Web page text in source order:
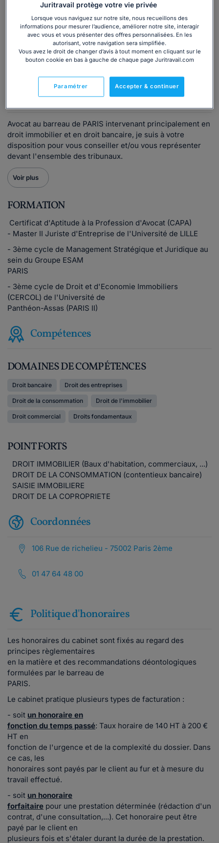
ou appelez le01 75 75 42 33(8h à 21h du lundi au
vendredi)
Présentation
Avocat au barreau de PARIS intervenant principalement en
droit immobilier et en droit bancaire, je suis à votre
disposition pour vous conseiller et/ou vous représenter
devant l'ensemble des tribunaux.
Voir plus
FORMATION
Certificat d'Aptitude à la Profession d'Avocat (CAPA)
- Master II Juriste d'Entreprise de l'Université de LILLE
- 3ème cycle de Management Stratégique et Juridique au
sein du Groupe ESAM
PARIS
- 3ème cycle de Droit et d'Economie Immobiliers
(CERCOL) de l'Université de
Panthéon-Assas (PARIS II)
Compétences
DOMAINES DE COMPÉTENCES
Droit bancaire Droit des entreprises
Droit de la consommation Droit de l'immobilier
Droit commercial Droits fondamentaux
POINT FORTS
DROIT IMMOBILIER (Baux d'habitation, commerciaux, ...)
DROIT DE LA CONSOMMATION (contentieux bancaire)
SAISIE IMMOBILIERE
DROIT DE LA COPROPRIETE
Coordonnées
106 Rue de richelieu - 75002 Paris 2ème
01 47 64 48 00
Politique d'honoraires
Les honoraires du cabinet sont fixés au regard des
principes règlementaires
en la matière et des recommandations déontologiques
formulées par le barreau de
PARIS.
Le cabinet pratique plusieurs types de facturation :
- soit un honoraire en
fonction du temps passé: Taux horaire de 140 HT à 200 €
HT en
fonction de l'urgence et de la complexité du dossier. Dans
ce cas, les
honoraires sont payés par le client au fur et à mesure du
travail effectué.
- soit un honoraire
forfaitaire pour une prestation déterminée (rédaction d'un
contrat, d'une consultation,...). Cet honoraire peut être
payé par le client en
plusieurs fois et s'étaler durant la durée de la prestation.
Juritravail protège votre vie privée
Lorsque vous naviguez sur notre site, nous recueillons des
informations pour mesurer l’audience, améliorer notre site, interagir
avec vous et vous présenter des offres personnalisées. En les
autorisant, votre navigation sera simplifiée.
Vous avez le droit de changer d’avis à tout moment en cliquant sur le
bouton cookie en bas à gauche de chaque page Juritravail.com
Accepter & continuer
Paramétrer